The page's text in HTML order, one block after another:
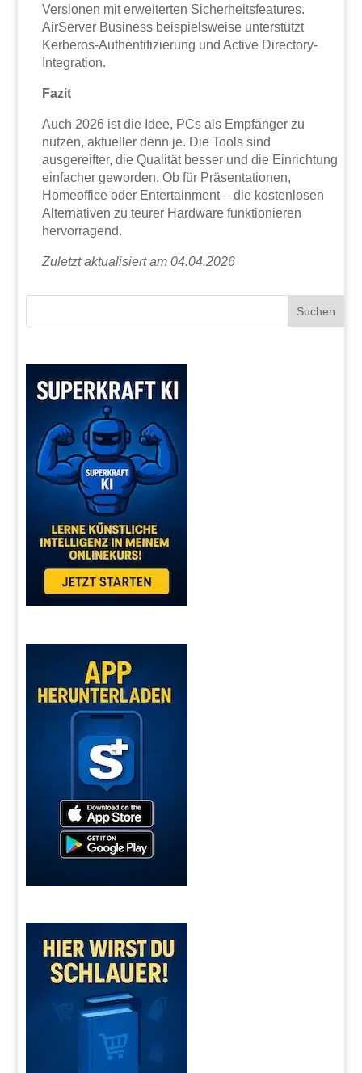
Versionen mit erweiterten Sicherheitsfeatures.
AirServer Business beispielsweise unterstützt
Kerberos-Authentifizierung und Active Directory-
Integration.
Fazit
Auch 2026 ist die Idee, PCs als Empfänger zu
nutzen, aktueller denn je. Die Tools sind
ausgereifter, die Qualität besser und die Einrichtung
einfacher geworden. Ob für Präsentationen,
Homeoffice oder Entertainment – die kostenlosen
Alternativen zu teurer Hardware funktionieren
hervorragend.
Zuletzt aktualisiert am 04.04.2026